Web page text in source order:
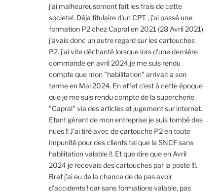
j'ai malheureusement fait les frais de cette
societe!. Déja titulaire d'un CPT , j'ai passé une
formation P2 chez Capral en 2021 (28 Avril 2021)
j'avais donc un autre regard sur les cartouches
P2. j'ai vite déchanté lorsque lors d'une dernière
commande en avril 2024,je me suis rendu
compte que mon "habilitation" arrivait a son
terme en Mai 2024. En effet c'est à cette époque
que je me suis rendu compte de la supercherie
"Capral" via des articles et jugement sur internet.
Etant gérant de mon entreprise je suis tombé des
nues !! J'ai tiré avec de cartouche P2 en toute
impunité pour des clients tel que la SNCF sans
habilitation valable !!. Et que dire que en Avril
2024 je recevais des cartouches par la poste !!!.
Bref j'ai eu de la chance de de pas avoir
d'accidents ! car sans formations valable, pas